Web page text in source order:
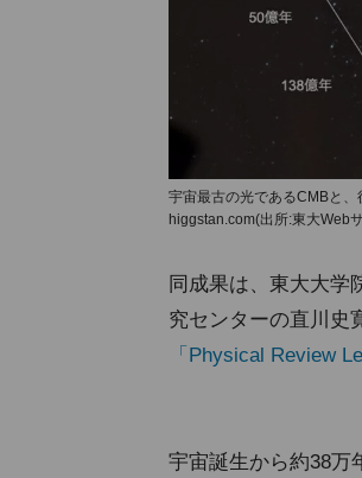
宇宙最古の光であるCMBと
higgstan.com(出所:東大Web
同成果は、東大大学
究センターの直川史
「Physical Review
宇宙誕生から約38万